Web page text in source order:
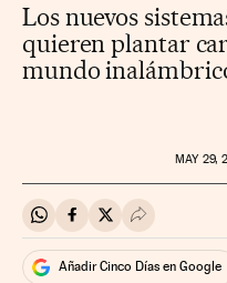
Los nuevos
quieren plantar
mundo
MAY29,
Compartir en Whatsapp
Compartir en
Compartir en
Desplegar
Añadir Cinco Días en Google